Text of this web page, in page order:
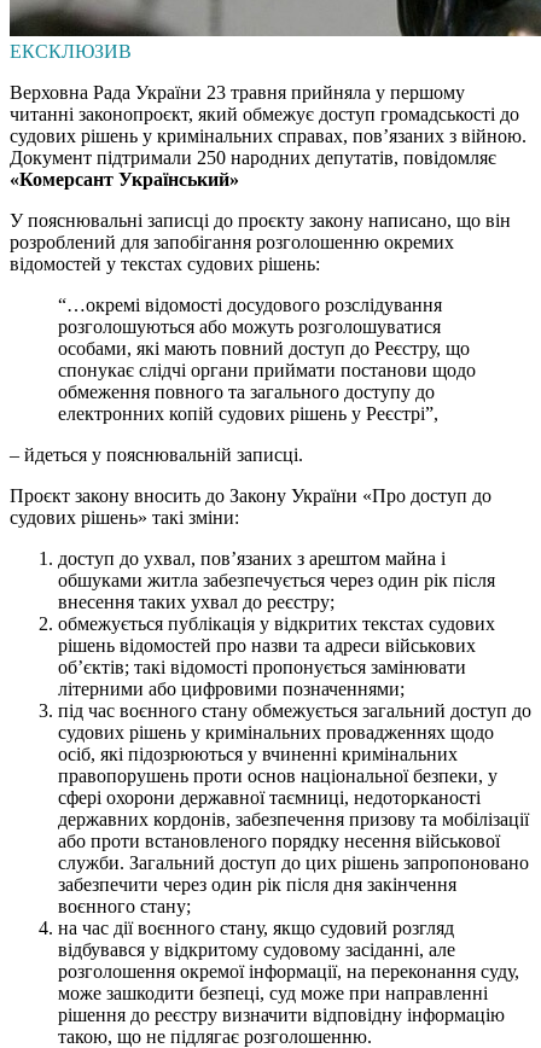
ЕКСКЛЮЗИВ
Верховна Рада України 23 травня прийняла у першому
читанні законопроєкт, який обмежує доступ громадськості до
судових рішень у кримінальних справах, пов’язаних з війною.
Документ підтримали 250 народних депутатів, повідомляє
«Комерсант Український»
У пояснювальні записці до проєкту закону написано, що він
розроблений для запобігання розголошенню окремих
відомостей у текстах судових рішень:
“…окремі відомості досудового розслідування
розголошуються або можуть розголошуватися
особами, які мають повний доступ до Реєстру, що
спонукає слідчі органи приймати постанови щодо
обмеження повного та загального доступу до
електронних копій судових рішень у Реєстрі”,
– йдеться у пояснювальній записці.
Проєкт закону вносить до Закону України «Про доступ до
судових рішень» такі зміни:
доступ до ухвал, пов’язаних з арештом майна і
обшуками житла забезпечується через один рік після
внесення таких ухвал до реєстру;
обмежується публікація у відкритих текстах судових
рішень відомостей про назви та адреси військових
об’єктів; такі відомості пропонується замінювати
літерними або цифровими позначеннями;
під час воєнного стану обмежується загальний доступ до
судових рішень у кримінальних провадженнях щодо
осіб, які підозрюються у вчиненні кримінальних
правопорушень проти основ національної безпеки, у
сфері охорони державної таємниці, недоторканості
державних кордонів, забезпечення призову та мобілізації
або проти встановленого порядку несення військової
служби. Загальний доступ до цих рішень запропоновано
забезпечити через один рік після дня закінчення
воєнного стану;
на час дії воєнного стану, якщо судовий розгляд
відбувався у відкритому судовому засіданні, але
розголошення окремої інформації, на переконання суду,
може зашкодити безпеці, суд може при направленні
рішення до реєстру визначити відповідну інформацію
такою, що не підлягає розголошенню.